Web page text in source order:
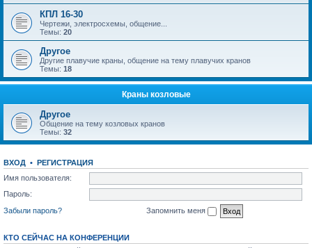
КПЛ 16-30
Чертежи, электросхемы, общение...
Темы: 20
Другое
Другие плавучие краны, общение на тему плавучих кранов
Темы: 18
Краны козловые
Другое
Общение на тему козловых кранов
Темы: 32
ВХОД • РЕГИСТРАЦИЯ
Имя пользователя:
Пароль:
Забыли пароль?
Запомнить меня
КТО СЕЙЧАС НА КОНФЕРЕНЦИИ